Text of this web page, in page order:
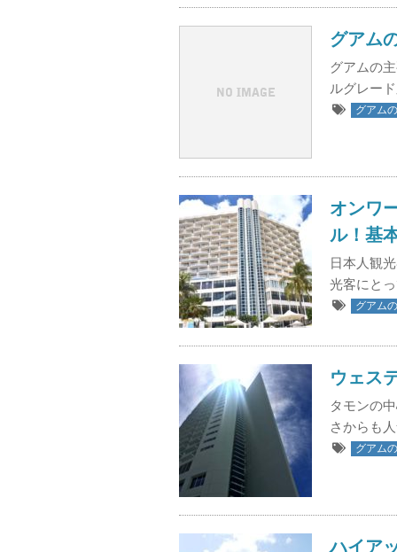
グアム
グアムの
ルグレー
グアム
オンワ
ル！基
日本人観
光客にと
グアム
ウェス
タモンの
さからも
グアム
ハイア